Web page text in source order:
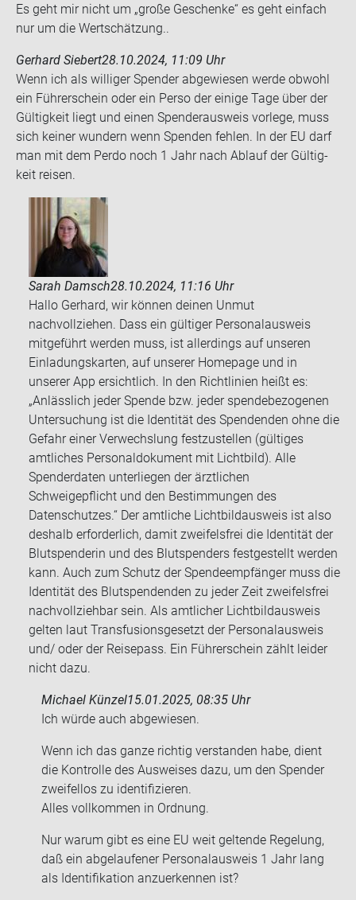
Es geht mir nicht um „große Ge­schen­ke“ es geht ein­fach
nur um die Wert­schät­zung..
Gerhard Siebert28.10.2024, 11:09 Uhr
Wenn ich als wil­li­ger Spen­der ab­ge­wie­sen werde ob­wohl
ein Füh­rer­schein oder ein Perso der ei­ni­ge Tage über der
Gül­tig­keit liegt und einen Spen­der­aus­weis vor­le­ge, muss
sich kei­ner wun­dern wenn Spen­den feh­len. In der EU darf
man mit dem Perdo noch 1 Jahr nach Ab­lauf der Gül­tig­
keit rei­sen.
Sarah Damsch28.10.2024, 11:16 Uhr
Hallo Gerhard, wir können deinen Unmut
nachvollziehen. Dass ein gültiger Personalausweis
mitgeführt werden muss, ist allerdings auf unseren
Einladungskarten, auf unserer Homepage und in
unserer App ersichtlich. In den Richtlinien heißt es:
„Anlässlich jeder Spende bzw. jeder spendebezogenen
Untersuchung ist die Identität des Spendenden ohne die
Gefahr einer Verwechslung festzustellen (gültiges
amtliches Personaldokument mit Lichtbild). Alle
Spenderdaten unterliegen der ärztlichen
Schweigepflicht und den Bestimmungen des
Datenschutzes.“ Der amtliche Lichtbildausweis ist also
deshalb erforderlich, damit zweifelsfrei die Identität der
Blutspenderin und des Blutspenders festgestellt werden
kann. Auch zum Schutz der Spendeempfänger muss die
Identität des Blutspendenden zu jeder Zeit zweifelsfrei
nachvollziehbar sein. Als amtlicher Lichtbildausweis
gelten laut Transfusionsgesetzt der Personalausweis
und/ oder der Reisepass. Ein Führerschein zählt leider
nicht dazu.
Michael Künzel15.01.2025, 08:35 Uhr
Ich würde auch ab­ge­wie­sen.
Wenn ich das ganze rich­tig ver­stan­den habe, dient
die Kon­trol­le des Aus­wei­ses dazu, um den Spen­der
zwei­fel­los zu iden­ti­fi­zie­ren.
Alles voll­kom­men in Ord­nung.
Nur warum gibt es eine EU weit gel­ten­de Re­ge­lung,
daß ein ab­ge­lau­fe­ner Per­so­nal­aus­weis 1 Jahr lang
als Iden­ti­fi­ka­ti­on an­zu­er­ken­nen ist?